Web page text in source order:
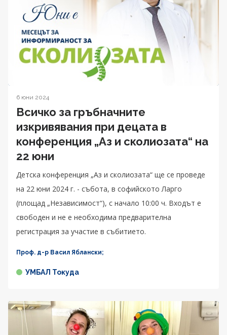
6 юни 2024
Всичко за гръбначните
изкривявания при децата в
конференция „Аз и сколиозата“ на
22 юни
Детска конференция „Аз и сколиозата“ ще се проведе
на 22 юни 2024 г. - събота, в софийското Ларго
(площад „Независимост“), с начало 10:00 ч. Входът е
свободен и не е необходима предварителна
регистрация за участие в събитието.
Проф. д-р Васил Яблански;
УМБАЛ Токуда